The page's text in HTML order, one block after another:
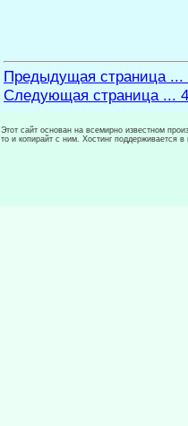
Предыдущая страница ...
Следующая страница ...
Этот сайт основан на всемирно известном
то и копирайт с ним. Хостинг поддерживается